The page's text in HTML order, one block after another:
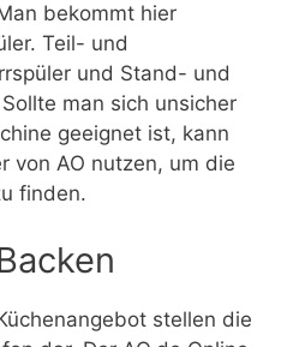
bekommt hier
Teil- und
und Stand- und
man sich unsicher
geeignet ist, kann
von AO nutzen, um die
finden.
stellen die